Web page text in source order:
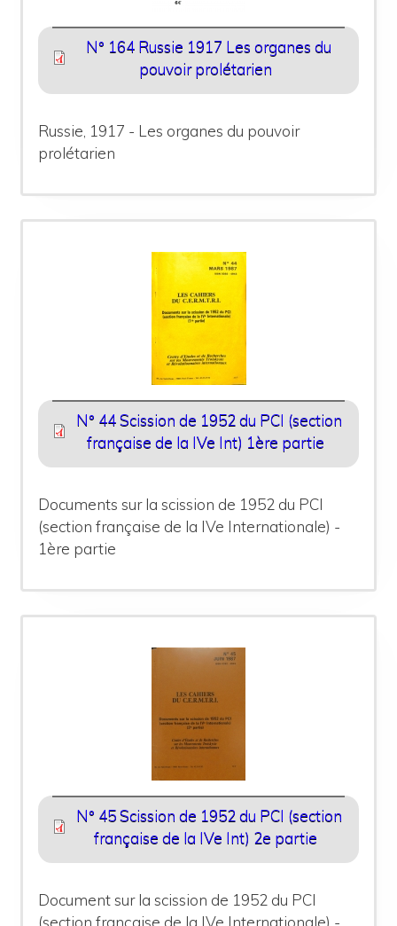
N° 164 Russie 1917 Les organes du
pouvoir prolétarien
Russie, 1917 - Les organes du pouvoir
prolétarien
N° 44 Scission de 1952 du PCI (section
française de la IVe Int) 1ère partie
Documents sur la scission de 1952 du PCI
(section française de la IVe Internationale) -
1ère partie
N° 45 Scission de 1952 du PCI (section
française de la IVe Int) 2e partie
Document sur la scission de 1952 du PCI
(section française de la IVe Internationale) -